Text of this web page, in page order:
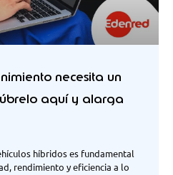
necesita un
aquí y alarga
híbridos es fundamental
rendimiento y eficiencia a lo